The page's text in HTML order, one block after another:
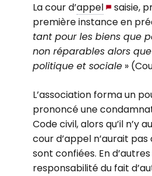
La cour d’appel
saisie,
première instance en
tant pour les biens que
non réparables alors
politique et sociale »
L’association forma un
prononcé une
Code civil, alors qu’il n’y
cour d’appel n’aurait
sont confiées. En
responsabilité du fait